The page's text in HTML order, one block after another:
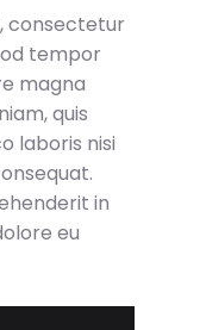
consectetur
tempor
magna
quis
laboris nisi
in
eu